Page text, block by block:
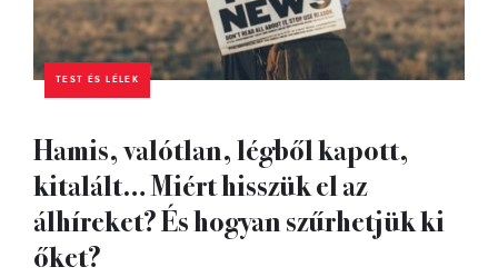
TEST ÉS LÉLEK
Hamis, valótlan, légből kapott,
kitalált… Miért hisszük el az
álhíreket? És hogyan szűrhetjük ki
őket?